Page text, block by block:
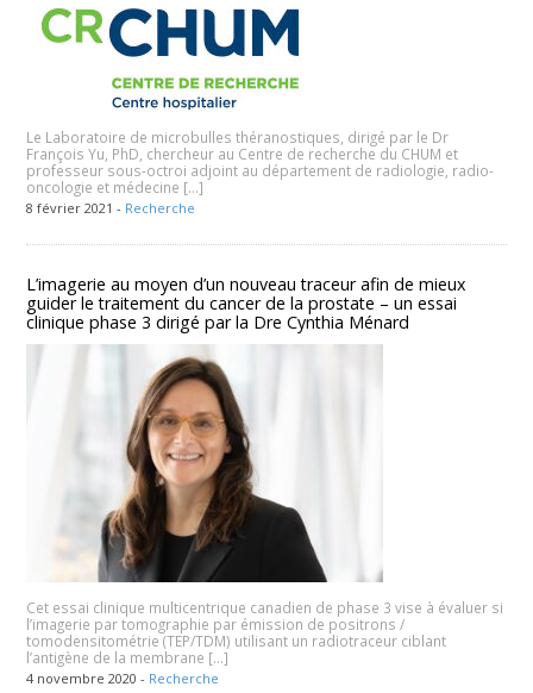
Le Laboratoire de microbulles théranostiques, dirigé par le Dr
François Yu, PhD, chercheur au Centre de recherche du CHUM et
professeur sous-octroi adjoint au département de radiologie, radio-
oncologie et médecine […]
8 février 2021 - Recherche
L’imagerie au moyen d’un nouveau traceur afin de mieux
guider le traitement du cancer de la prostate – un essai
clinique phase 3 dirigé par la Dre Cynthia Ménard
Cet essai clinique multicentrique canadien de phase 3 vise à évaluer si
l’imagerie par tomographie par émission de positrons /
tomodensitométrie (TEP/TDM) utilisant un radiotraceur ciblant
l’antigène de la membrane […]
4 novembre 2020 - Recherche